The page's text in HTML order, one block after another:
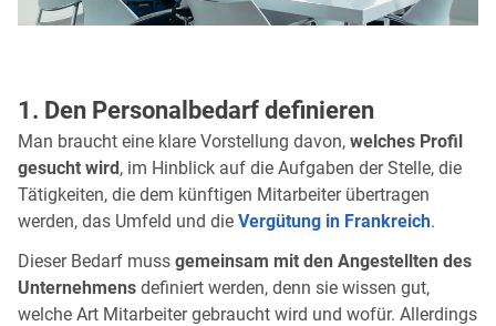
1. Den Personalbedarf definieren
Man braucht eine klare Vorstellung davon, welches Profil
gesucht wird, im Hinblick auf die Aufgaben der Stelle, die
Tätigkeiten, die dem künftigen Mitarbeiter übertragen
werden, das Umfeld und die Vergütung in Frankreich.
Dieser Bedarf muss gemeinsam mit den Angestellten des
Unternehmens definiert werden, denn sie wissen gut,
welche Art Mitarbeiter gebraucht wird und wofür. Allerdings